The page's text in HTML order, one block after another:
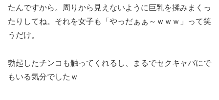
たんですから。周りから見えないように巨乳を揉みまくっ
たりしてね。それを女子も「やっだぁぁ～ｗｗｗ」って笑
うだけ。
勃起したチンコも触ってくれるし、まるでセクキャバにで
もいる気分でしたｗ